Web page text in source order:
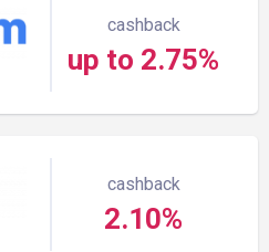
cashback
up to 2.75%
cashback
2.10%